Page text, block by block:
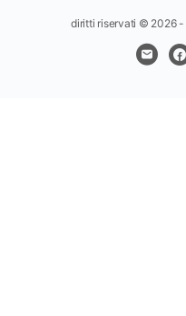
diritti riservati © 2026 -